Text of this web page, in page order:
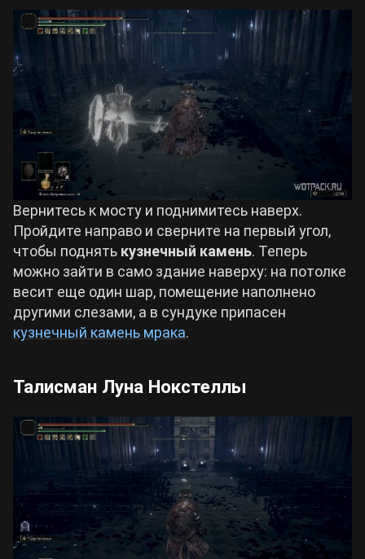
Вернитесь к мосту и поднимитесь наверх.
Пройдите направо и сверните на первый угол,
чтобы поднять кузнечный камень. Теперь
можно зайти в само здание наверху: на потолке
весит еще один шар, помещение наполнено
другими слезами, а в сундуке припасен
кузнечный камень мрака.
Талисман Луна Нокстеллы